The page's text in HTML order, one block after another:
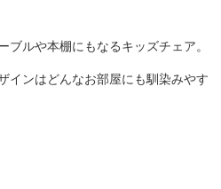
ルや本棚にもなるキッズチェア。
インはどんなお部屋にも馴染みやす